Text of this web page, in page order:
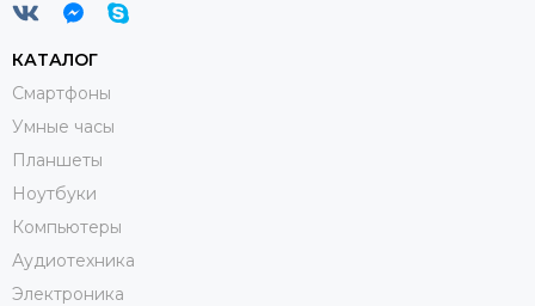
КАТАЛОГ
Смартфоны
Умные часы
Планшеты
Ноутбуки
Компьютеры
Аудиотехника
Электроника